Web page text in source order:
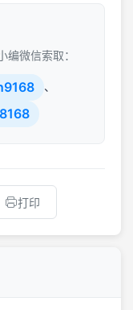
微信索取：
、
打印